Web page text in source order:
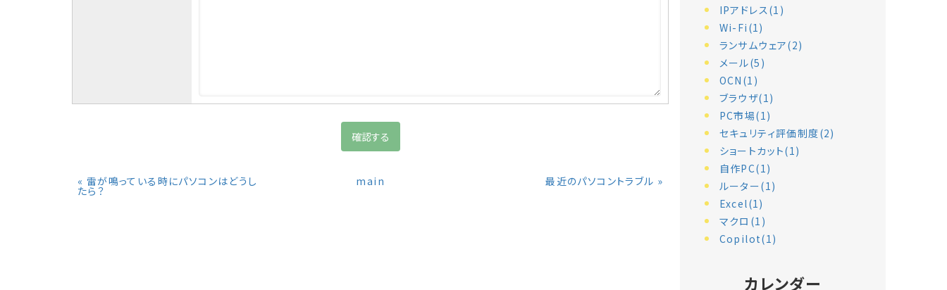
« 雷が鳴っている時にパソコンはどうし
たら？
main 最近のパソコントラブル »
IPアドレス(1)
Wi-Fi(1)
ランサムウェア(2)
メール(5)
OCN(1)
ブラウザ(1)
PC市場(1)
セキュリティ評価制度(2)
ショートカット(1)
自作PC(1)
ルーター(1)
Excel(1)
マクロ(1)
Copilot(1)
カレンダー